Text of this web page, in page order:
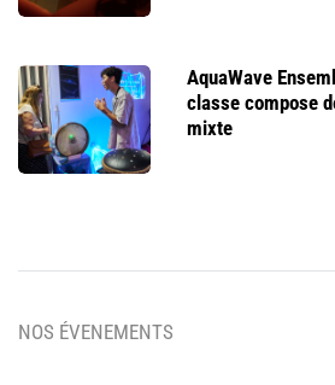
AquaWave
classe compose
mixte
NOS ÉVENEMENTS